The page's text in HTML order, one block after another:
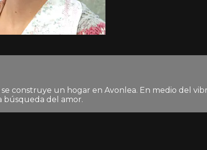
construye un hogar en Avonlea. En medio del
búsqueda del amor.